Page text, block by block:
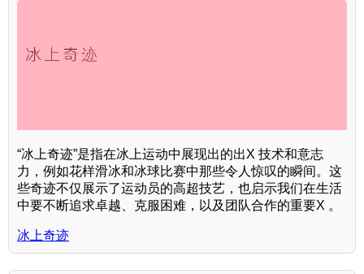
“冰上奇迹”是指在冰上运动中展现出的出X 技术和意志
力，例如花样滑冰和冰球比赛中那些令人惊叹的瞬间。这
些奇迹不仅展示了运动员的高超技艺，也启示我们在生活
中要不断追求卓越、克服困难，以及团队合作的重要X 。
冰上奇迹